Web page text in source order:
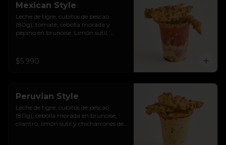
Mexican Style
Leche de tigre, cubitos de pescao
(80g), tomate, cebolla morada y
pepino en brunoise. Limón sutil,
$5.990
Peruvian Style
Leche de tigre, cubitos de pescao
(80g), cebolla morada en brunoise,
cilantro, limón sutil y chicharrones de